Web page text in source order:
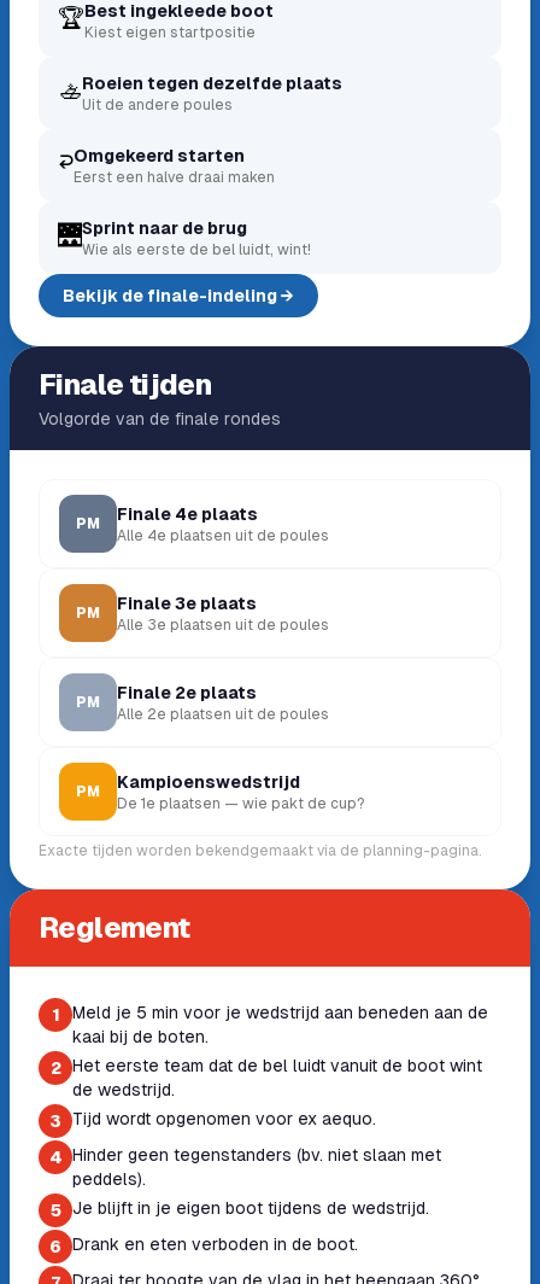
🏆Best ingekleede boot
Kiest eigen startpositie
🚣Roeien tegen dezelfde plaats
Uit de andere poules
↩️Omgekeerd starten
Eerst een halve draai maken
🌉Sprint naar de brug
Wie als eerste de bel luidt, wint!
Bekijk de finale-indeling →
Finale tijden
Volgorde van de finale rondes
PM Finale 4e plaats
Alle 4e plaatsen uit de poules
PM Finale 3e plaats
Alle 3e plaatsen uit de poules
PM Finale 2e plaats
Alle 2e plaatsen uit de poules
PM Kampioenswedstrijd
De 1e plaatsen — wie pakt de cup?
Exacte tijden worden bekendgemaakt via de planning-pagina.
Reglement
1
Meld je 5 min voor je wedstrijd aan beneden aan de
kaai bij de boten.
2 Het eerste team dat de bel luidt vanuit de boot wint
de wedstrijd.
3
Tijd wordt opgenomen voor ex aequo.
4 Hinder geen tegenstanders (bv. niet slaan met
peddels).
5
Je blijft in je eigen boot tijdens de wedstrijd.
6
Drank en eten verboden in de boot.